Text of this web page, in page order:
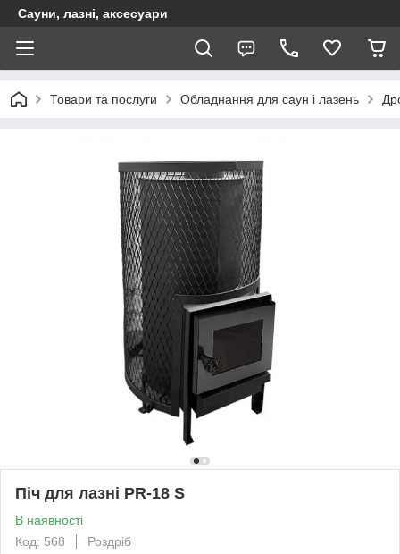
Сауни, лазні, аксесуари
Товари та послуги Обладнання для саун і лазень
Піч для лазні PR-18 S
В наявності
Код: 568
Роздріб